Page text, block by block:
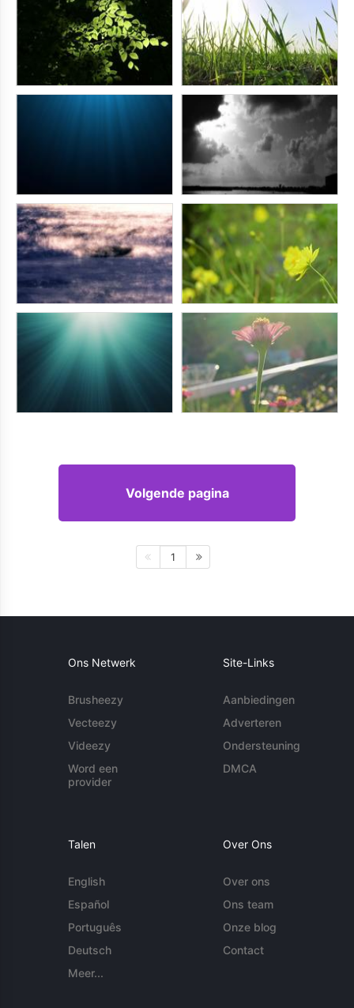
Volgende pagina
1
Ons Netwerk
Brusheezy
Vecteezy
Videezy
Word een
provider
Site-Links
Aanbiedingen
Adverteren
Ondersteuning
DMCA
Talen
English
Español
Português
Deutsch
Meer...
Over Ons
Over ons
Ons team
Onze blog
Contact